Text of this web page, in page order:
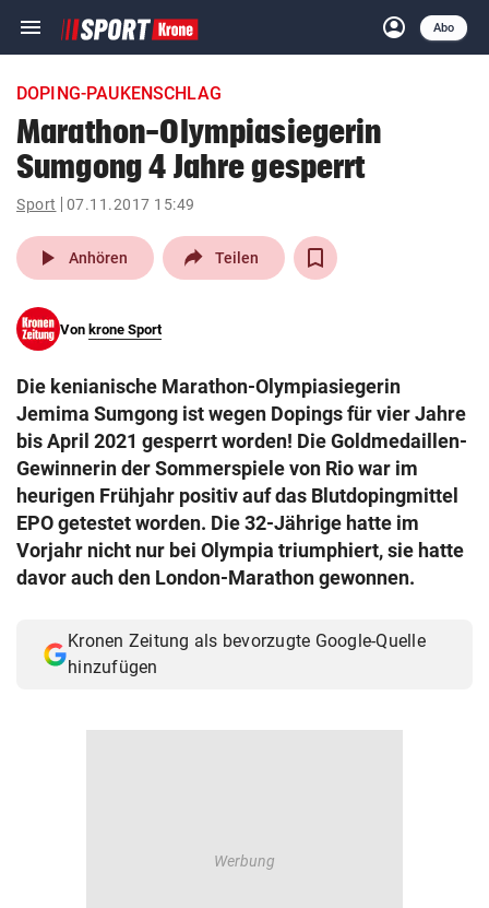
menu Navigation
ein-/ausklappen
account_circle
Anmelden
Abo
close Schließen
account_circle Anmelden
arrow_right
pin_drop
Wien arrow_right
search
eingeben
© Krone Multimedia GmbH & Co KG 2026
Muthgasse 2, 1190 Wien
DOPING-PAUKENSCHLAG
Marathon-Olympiasiegerin
Sumgong 4 Jahre gesperrt
Sport 07.11.2017 15:49
play_arrow Anhören Teilen
Von krone Sport
Die kenianische Marathon-Olympiasiegerin
Jemima Sumgong ist wegen Dopings für vier Jahre
bis April 2021 gesperrt worden! Die Goldmedaillen-
Gewinnerin der Sommerspiele von Rio war im
heurigen Frühjahr positiv auf das Blutdopingmittel
EPO getestet worden. Die 32-Jährige hatte im
Vorjahr nicht nur bei Olympia triumphiert, sie hatte
davor auch den London-Marathon gewonnen.
Kronen Zeitung als bevorzugte Google-Quelle
hinzufügen